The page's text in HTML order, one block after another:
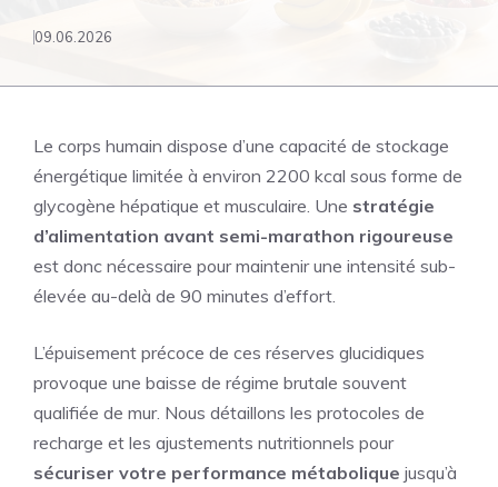
09.06.2026
Le corps humain dispose d’une capacité de stockage
énergétique limitée à environ 2200 kcal sous forme de
glycogène hépatique et musculaire. Une stratégie
d’alimentation avant semi-marathon rigoureuse
est donc nécessaire pour maintenir une intensité sub-
élevée au-delà de 90 minutes d’effort.
L’épuisement précoce de ces réserves glucidiques
provoque une baisse de régime brutale souvent
qualifiée de mur. Nous détaillons les protocoles de
recharge et les ajustements nutritionnels pour
sécuriser votre performance métabolique jusqu’à